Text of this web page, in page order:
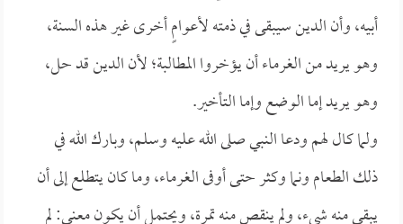
أبيه، وأن الدين سيبقى في ذمته لأعوامٍ أخرى غير هذه السنة،
وهو يريد من الغرماء أن يؤخروا المطالبة؛ لأن الدين قد حل،
وهو يريد إما الوضع وإما التأخير.
ولما كال لهم ودعا النبي صلى الله عليه وسلم، وبارك الله في
ذلك الطعام ونما وكثر حتى أوفى الغرماء، وما كان يتطلع إلى أن
يبقى منه شيء، ولم ينقص منه تمرة، ويحتمل أن يكون معنى: لم